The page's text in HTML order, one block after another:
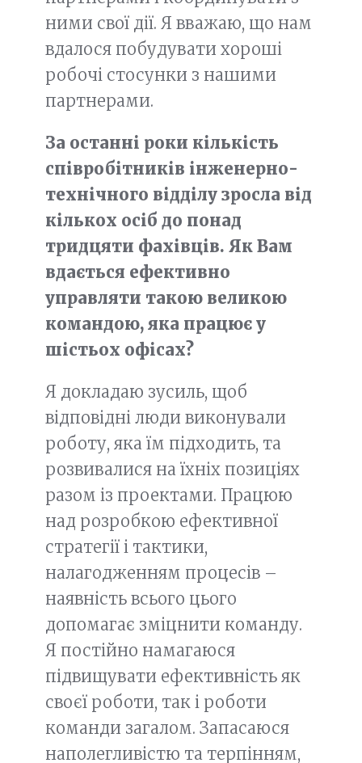
ними свої дії. Я вважаю, що нам
вдалося побудувати хороші
робочі стосунки з нашими
партнерами.
За останні роки кількість
співробітників інженерно-
технічного відділу зросла від
кількох осіб до понад
тридцяти фахівців. Як Вам
вдається ефективно
управляти такою великою
командою, яка працює у
шістьох офісах?
Я докладаю зусиль, щоб
відповідні люди виконували
роботу, яка їм підходить, та
розвивалися на їхніх позиціях
разом із проектами. Працюю
над розробкою ефективної
стратегії і тактики,
налагодженням процесів –
наявність всього цього
допомагає зміцнити команду.
Я постійно намагаюся
підвищувати ефективність як
своєї роботи, так і роботи
команди загалом. Запасаюся
наполегливістю та терпінням,